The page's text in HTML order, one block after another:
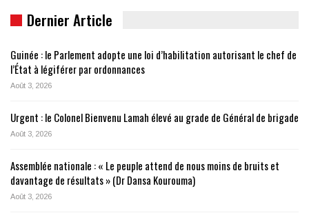
Dernier Article
Guinée : le Parlement adopte une loi d’habilitation autorisant le chef de
l’État à légiférer par ordonnances
Août 3, 2026
Urgent : le Colonel Bienvenu Lamah élevé au grade de Général de brigade
Août 3, 2026
Assemblée nationale : « Le peuple attend de nous moins de bruits et
davantage de résultats » (Dr Dansa Kourouma)
Août 3, 2026